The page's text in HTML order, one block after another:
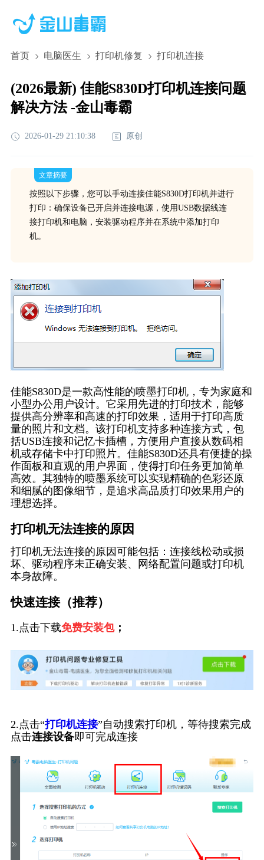
首页 电脑医生 打印机修复 打印机连接
(2026最新) 佳能S830D打印机连接问题
解决方法 -金山毒霸
2026-01-29 21:10:38 原创
文章摘要
按照以下步骤，您可以手动连接佳能S830D打印机并进行
打印：确保设备已开启并连接电源，使用USB数据线连
接打印机和电脑，安装驱动程序并在系统中添加打印
机。
佳能S830D是一款高性能的喷墨打印机，专为家庭和
小型办公用户设计。它采用先进的打印技术，能够
提供高分辨率和高速的打印效果，适用于打印高质
量的照片和文档。该打印机支持多种连接方式，包
括USB连接和记忆卡插槽，方便用户直接从数码相
机或存储卡中打印照片。佳能S830D还具有便捷的操
作面板和直观的用户界面，使得打印任务更加简单
高效。其独特的喷墨系统可以实现精确的色彩还原
和细腻的图像细节，是追求高品质打印效果用户的
理想选择。
打印机无法连接的原因
打印机无法连接的原因可能包括：连接线松动或损
坏、驱动程序未正确安装、网络配置问题或打印机
本身故障。
快速连接（推荐）
1.点击下载免费安装包；
2.点击“打印机连接”自动搜索打印机，等待搜索完成
点击连接设备即可完成连接